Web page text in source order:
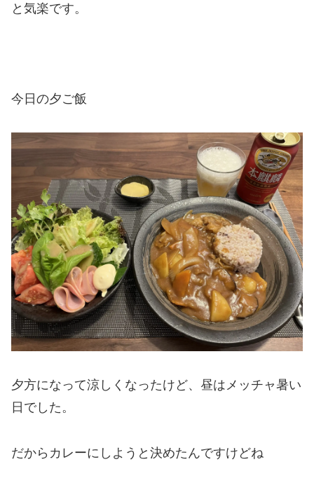
と気楽です。
今日の夕ご飯
夕方になって涼しくなったけど、昼はメッチャ暑い
日でした。
だからカレーにしようと決めたんですけどね